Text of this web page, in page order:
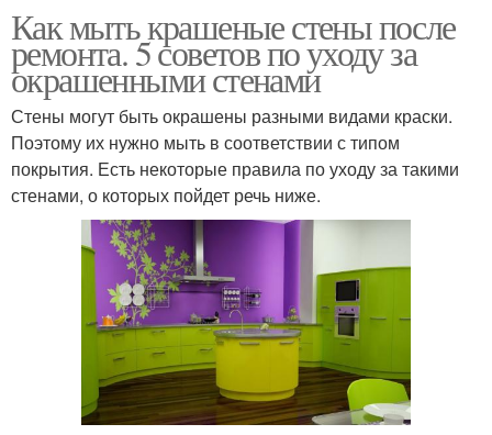
Как мыть крашеные стены после
ремонта. 5 советов по уходу за
окрашенными стенами
Стены могут быть окрашены разными видами краски.
Поэтому их нужно мыть в соответствии с типом
покрытия. Есть некоторые правила по уходу за такими
стенами, о которых пойдет речь ниже.